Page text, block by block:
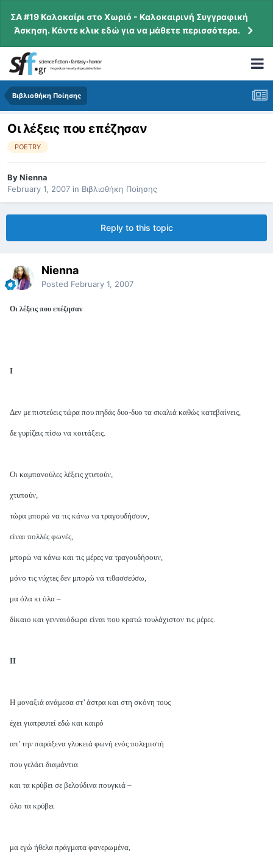
ΣΑ #19 Καλοκαίρι στο Χωριό - Καλοκαιρινή Συγγραφική
Άσκηση. Κάντε κλικ εδώ για να μάθετε περισσότερα.
Βιβλιοθήκη Ποίησης
Οι λέξεις που επέζησαν
POETRY
ByNienna
February 1, 2007 in Βιβλιοθήκη Ποίησης
Reply to this topic
Nienna
Posted February 1, 2007
Οι λέξεις που επέζησαν
Ι
Δεν με πιστεύεις τώρα που πηδάς δυο-δυο τα σκαλιά καθώς κατεβαίνεις,
δε γυρίζεις πίσω να κοιτάξεις.
Οι καμπανούλες λέξεις χτυπούν,
χτυπούν,
τώρα μπορώ να τις κάνω να τραγουδήσουν,
είναι πολλές φωνές,
μπορώ να κάνω και τις μέρες να τραγουδήσουν,
μόνο τις νύχτες δεν μπορώ να τιθασσεύσω,
μα όλα κι όλα –
δίκαιο και γενναιόδωρο είναι που κρατώ τουλάχιστον τις μέρες.
ΙΙ
Η μοναξιά ανάμεσα στ’ άστρα και στη σκόνη τους
έχει γιατρευτεί εδώ και καιρό
απ’ την παράξενα γλυκειά φωνή ενός πολεμιστή
που γελάει διαμάντια
και τα κρύβει σε βελούδινα πουγκιά –
όλο τα κρύβει
μα εγώ ήθελα πράγματα φανερωμένα,